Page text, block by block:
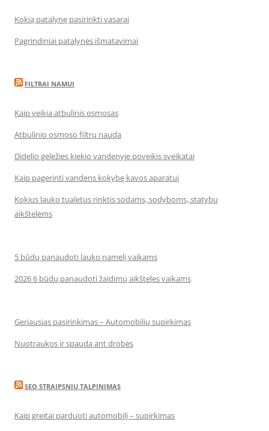
Kokią patalynę pasirinkti vasarai
Pagrindiniai patalynės išmatavimai
FILTRAI NAMUI
Kaip veikia atbulinis osmosas
Atbulinio osmoso filtrų nauda
Didelio geležies kiekio vandenyje poveikis sveikatai
Kaip pagerinti vandens kokybę kavos aparatui
Kokius lauko tualetus rinktis sodams, sodyboms, statybų
aikštelėms
5 būdų panaudoti lauko namelį vaikams
2026 6 būdų panaudoti žaidimų aikšteles vaikams
Geriausias pasirinkimas – Automobilių supirkimas
Nuotraukos ir spauda ant drobės
SEO STRAIPSNIU TALPINIMAS
Kaip greitai parduoti automobilį – supirkimas